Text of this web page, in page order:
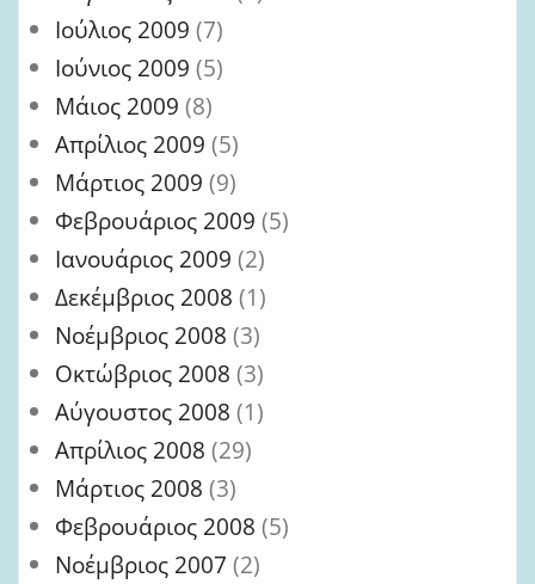
Ιούλιος 2009 (7)
Ιούνιος 2009 (5)
Μάιος 2009 (8)
Απρίλιος 2009 (5)
Μάρτιος 2009 (9)
Φεβρουάριος 2009 (5)
Ιανουάριος 2009 (2)
Δεκέμβριος 2008 (1)
Νοέμβριος 2008 (3)
Οκτώβριος 2008 (3)
Αύγουστος 2008 (1)
Απρίλιος 2008 (29)
Μάρτιος 2008 (3)
Φεβρουάριος 2008 (5)
Νοέμβριος 2007 (2)